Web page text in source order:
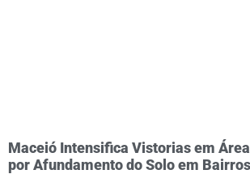
Maceió Intensifica Vistorias em
por Afundamento do Solo em